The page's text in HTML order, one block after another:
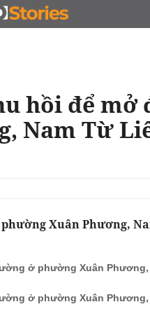
THẦU KINH DOANH
hồi để mở
Nam Từ
Xuân Phương,
ở phường Xuân Phương,
ở phường Xuân Phương,